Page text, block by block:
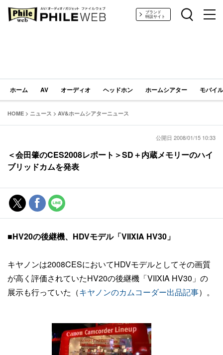
PHILE WEB｜AV/オーディオ/ガジェットブランド
特設サイト
ホーム AV オーディオ ヘッドホン ホームシアター モバイ
HOME > ニュース > AV&ホームシアターニュース
公開日 2008/01/15 10:33
＜会田肇のCES2008レポート＞SD＋内蔵メモリーのハイ
ブリッドカムを発表
■HV20の後継機、HDVモデル「VIIXIA HV30」
キヤノンは2008CESにおいてHDVモデルとしてその画質
が高く評価されていたHV20の後継機「VIIXIA HV30」の
展示も行っていた（キヤノンのカムコーダー出品記事）。